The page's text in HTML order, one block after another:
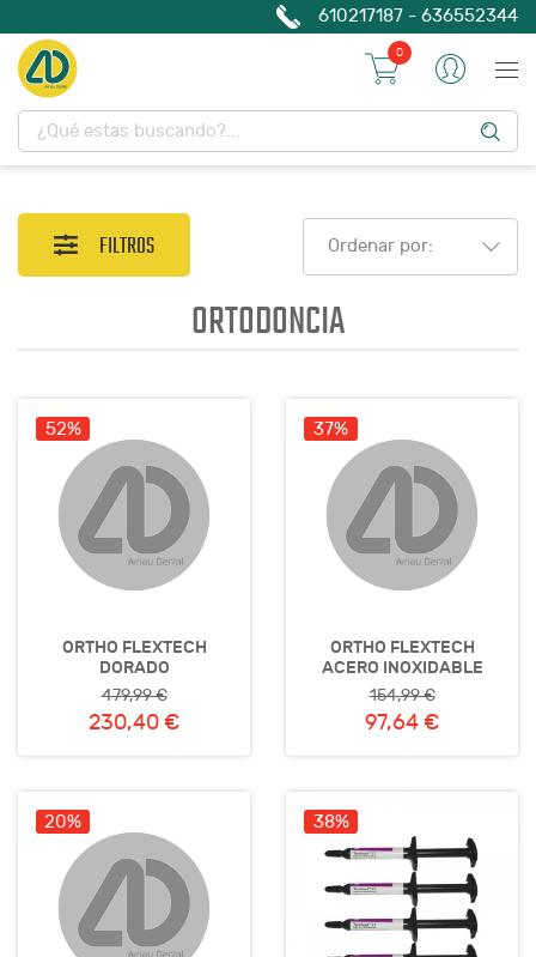
610217187 - 636552344
0
FILTROS Ordenar por:
ORTODONCIA
52%
ORTHO FLEXTECH
DORADO
479,99 €
230,40 €
37%
ORTHO FLEXTECH
ACERO INOXIDABLE
154,99 €
97,64 €
20% 38%